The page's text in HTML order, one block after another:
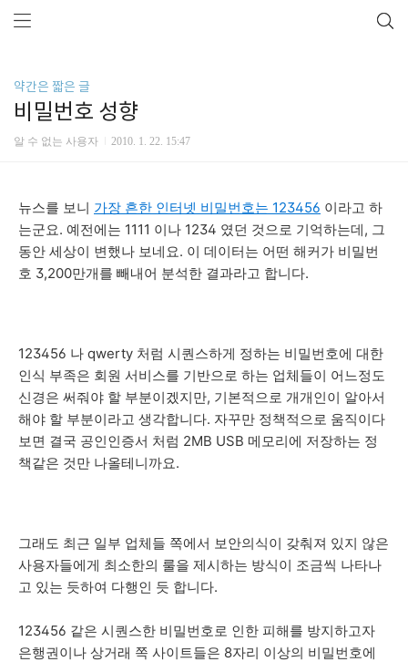
약간은 짧은 글
비밀번호 성향
알 수 없는 사용자 2010. 1. 22. 15:47
뉴스를 보니 가장 흔한 인터넷 비밀번호는 123456 이라고 하
는군요. 예전에는 1111 이나 1234 였던 것으로 기억하는데, 그
동안 세상이 변했나 보네요. 이 데이터는 어떤 해커가 비밀번
호 3,200만개를 빼내어 분석한 결과라고 합니다.
123456 나 qwerty 처럼 시퀀스하게 정하는 비밀번호에 대한
인식 부족은 회원 서비스를 기반으로 하는 업체들이 어느정도
신경은 써줘야 할 부분이겠지만, 기본적으로 개개인이 알아서
해야 할 부분이라고 생각합니다. 자꾸만 정책적으로 움직이다
보면 결국 공인인증서 처럼 2MB USB 메모리에 저장하는 정
책같은 것만 나올테니까요.
그래도 최근 일부 업체들 쪽에서 보안의식이 갖춰져 있지 않은
사용자들에게 최소한의 룰을 제시하는 방식이 조금씩 나타나
고 있는 듯하여 다행인 듯 합니다.
123456 같은 시퀀스한 비밀번호로 인한 피해를 방지하고자
은행권이나 상거래 쪽 사이트들은 8자리 이상의 비밀번호에